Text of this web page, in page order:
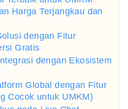
Harga Terjangkau dan
dengan Fitur
Gratis
dengan Ekosistem
Global dengan Fitur
Cocok untuk UMKM)